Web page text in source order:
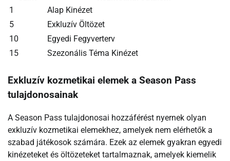
1
Alap Kinézet
5
Exkluzív Öltözet
10
Egyedi Fegyverterv
15
Szezonális Téma Kinézet
Exkluzív kozmetikai elemek a Season Pass
tulajdonosainak
A Season Pass tulajdonosai hozzáférést nyernek olyan
exkluzív kozmetikai elemekhez, amelyek nem elérhetők a
szabad játékosok számára. Ezek az elemek gyakran egyedi
kinézeteket és öltözeteket tartalmaznak, amelyek kiemelik